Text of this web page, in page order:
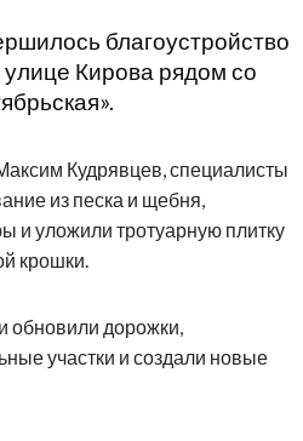
благоустройство
Кирова рядом со
Кудрявцев, специалисты
из песка и щебня,
и уложили тротуарную плитку
крошки.
обновили дорожки,
участки и создали новые